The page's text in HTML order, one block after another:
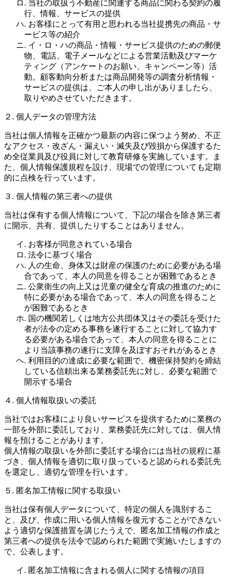
ロ. 当社の取扱う不動産に関連する商品に関わる契約の履
行、情報、サービスの提供
ハ. お客様にとって有用と思われる当社提携先の商品・サ
ービス等の紹介
ニ. イ・ロ・ハの商品・情報・サービス提供のための郵便
物、電話、電子メールなどによる営業活動及びマーケ
ティング（アンケートのお願い、キャンペーン等）活
動。顧客動向分析または商品開発等の調査分析情報・
サービスの提供は、ご本人の申し出がありましたら、
取りやめさせていただきます。
２. 個人データの管理方法
当社は個人情報を正確かつ最新の内容に保つよう努め、不正
なアクセス・改ざん・漏えい・滅失及び毀損から保護するた
め全従業員及び役員に対して教育研修を実施しています。ま
た、個人情報保護規程を設け、現場での管理についても定期
的に点検を行っています。
３. 個人情報の第三者への提供
当社は保有する個人情報について、下記の場合を除き第三者
に開示、共有、提供したりすることはありません。
イ. お客様が同意されている場合
ロ. 法令に基づく場合
ハ. 人の生命、身体又は財産の保護のために必要がある場
合であって、本人の同意を得ることが困難であるとき
ニ. 公衆衛生の向上又は児童の健全な育成の推進のために
特に必要がある場合であって、本人の同意を得ること
が困難であるとき
ホ. 国の機関若しくは地方公共団体又はその委託を受けた
者が法令の定める事務を遂行することに対して協力す
る必要がある場合であって、本人の同意を得ることに
より当該事務の遂行に支障を及ぼすおそれがあるとき
ヘ. 利用目的の達成に必要な範囲で、機密保持契約を締結
している信頼出来る業務委託先に対し、必要な範囲で
開示する場合
４. 個人情報取扱いの委託
当社ではお客様により良いサービスを提供するために業務の
一部を外部に委託しており、業務委託先に対しては、個人情
報を預けることがあります。
個人情報の取扱いを外部に委託する場合には当社の規程に基
づき、個人情報を適切に取り扱っていると認められる委託先
を選定し、適切な管理を行います。
５. 匿名加工情報に関する取扱い
当社は保有個人データについて、特定の個人を識別するこ
と、及び、作成に用いる個人情報を復元することができない
よう適切な保護措置を講じたうえで、匿名加工情報の作成と
第三者への提供を法令で認められた範囲で実施いたしますの
で、公表します。
イ. 匿名加工情報に含まれる個人に関する情報の項目